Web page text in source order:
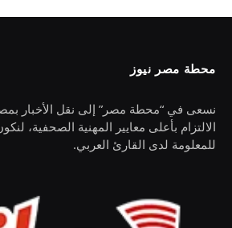
محطة مصر نيوز
نسعى في “محطة مصر” إلى نقل الأخبار
الالتزام بأعلى معايير المهنية الصحفية،
للمعلومة لدى القارئ العربي.